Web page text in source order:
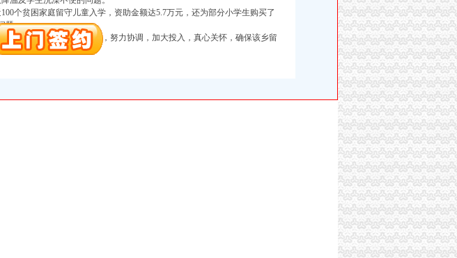
个贫困家庭留守儿童入学，资助金额达5.7万元，还为部分小学生购买了
题。
峰乡留守儿童的帮扶活动，努力协调，加大投入，真心关怀，确保该乡留
机关党委供稿）